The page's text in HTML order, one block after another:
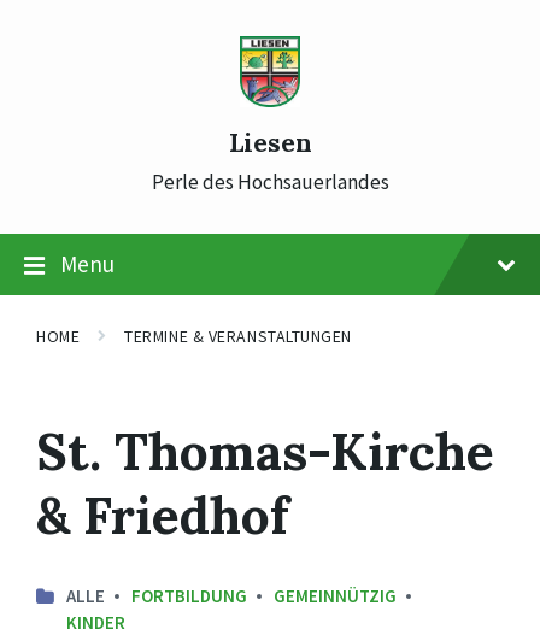
Liesen
Perle des Hochsauerlandes
Menu
HOME TERMINE & VERANSTALTUNGEN
St. Thomas-Kirche
& Friedhof
ALLE FORTBILDUNG
GEMEINNÜTZIG
KINDER